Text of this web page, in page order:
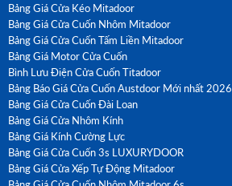
Bảng Giá Cửa Kéo Mitadoor
Bảng Giá Cửa Cuốn Nhôm Mitadoor
Bảng Giá Cửa Cuốn Tấm Liền Mitadoor
Bảng Giá Motor Cửa Cuốn
Bình Lưu Điện Cửa Cuốn Titadoor
Bảng Báo Giá Cửa Cuốn Austdoor Mới nhất 2026
Bảng Giá Cửa Cuốn Đài Loan
Bảng Giá Cửa Nhôm Kính
Bảng Giá Kính Cường Lực
Bảng Giá Cửa Cuốn 3s LUXURYDOOR
Bảng Giá Cửa Xếp Tự Động Mitadoor